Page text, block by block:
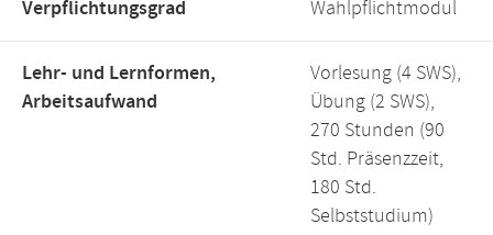
Verpflichtungsgrad
Wahlpflichtmodul
Lehr- und Lernformen,
Arbeitsaufwand
Vorlesung (4 SWS),
Übung (2 SWS),
270 Stunden (90
Std. Präsenzzeit,
180 Std.
Selbststudium)